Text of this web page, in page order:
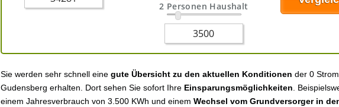
2 Personen Haushalt
Sie werden sehr schnell eine gute Übersicht zu den aktuellen Konditionen der 0
Gudensberg erhalten. Dort sehen Sie sofort Ihre Einsparungsmöglichkeiten .
einem Jahresverbrauch von 3.500 KWh und einem Wechsel vom Grundversorger in